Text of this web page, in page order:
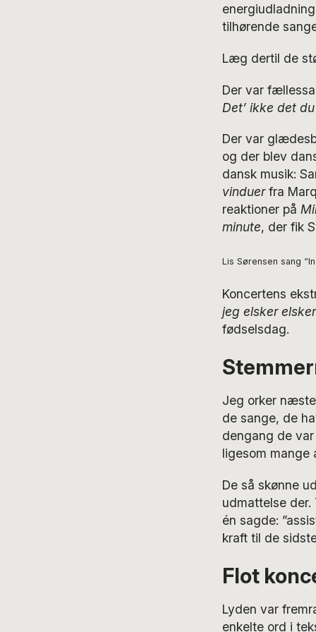
tilhørende
Læg dertil de
Der var
Det’ ikke det
Der var
og der blev
dansk musik:
vinduerfra
reaktioner på
minute, der fik
Lis Sørensen sang
Koncertens
jeg elsker
fødselsdag.
Jeg orker
de sange, de
dengang de var
ligesom mange
De så skønne
udmattelse der.
én sagde:
kraft til de
Flot
Lyden var
enkelte ord i